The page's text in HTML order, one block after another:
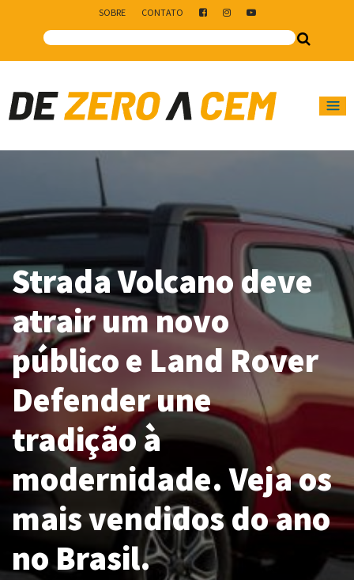
SOBRE CONTATO
Main Navigation
Strada Volcano deve
atrair um novo
público e Land Rover
Defender une
tradição à
modernidade. Veja os
mais vendidos do ano
no Brasil.